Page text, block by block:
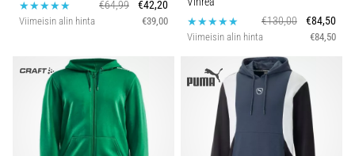
€64,99
€42,20
Viimeisin alin hinta €39,00
€130,00
€84,50
Viimeisin alin hinta €84,50